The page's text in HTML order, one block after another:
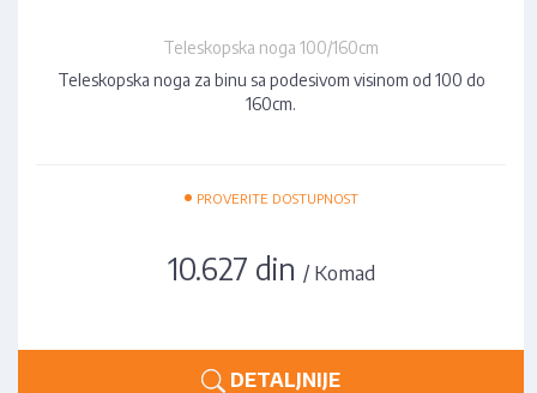
Teleskopska noga 100/160cm
Teleskopska noga za binu sa podesivom visinom od 100 do
160cm.
• PROVERITE DOSTUPNOST
10.627 din / Komad
DETALJNIJE